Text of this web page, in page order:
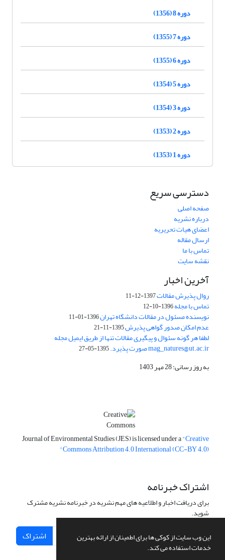
این وب سایت از کوکی ها برای اطمینان از ارائه بهترین
خدمات استفاده می کند.
دوره 8 (1356)
دوره 7 (1355)
دوره 6 (1355)
دوره 5 (1354)
دوره 3 (1354)
دوره 2 (1353)
دوره 1 (1353)
دسترسی سریع
صفحه اصلی
درباره نشریه
اعضای هیات تحریریه
ارسال مقاله
تماس با ما
نقشه سایت
آخرین اخبار
روال پذیرش مقالات1397-12-11
تماس با مجله1396-10-12
نویسنده مسئول در مقالات دانشگاه تهران1396-01-11
عدم امکان صدور گواهی پذیرش1395-11-21
لطفا هر گونه سئوال و پیگیری مقالات تنها از طریق ایمیل مجله
mag_natures@ut.ac.ir صورت پذیرد. 1395-05-27
به روز رسانی: 28 مهر 1403
Journal of Environmental Studies (JES) is licensed under a"Creative
Commons Attribution 4.0 International (CC-BY 4.0)"
اشتراک خبرنامه
برای دریافت اخبار و اطلاعیه های مهم نشریه در خبرنامه نشریه مشترک
شوید.
اشتراک